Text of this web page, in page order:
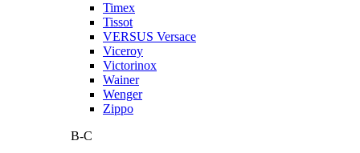
Timex
Tissot
VERSUS Versace
Viceroy
Victorinox
Wainer
Wenger
Zippo
В-С